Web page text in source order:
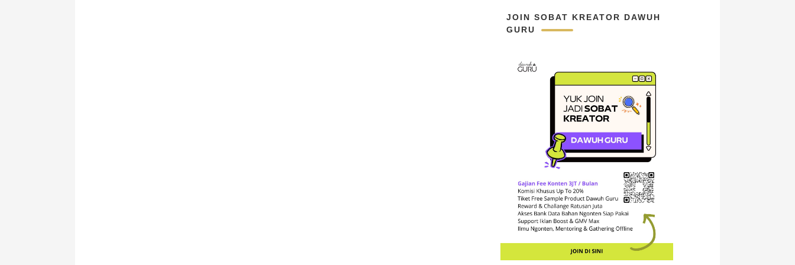
JOIN SOBAT KREATOR DAWUH
GURU